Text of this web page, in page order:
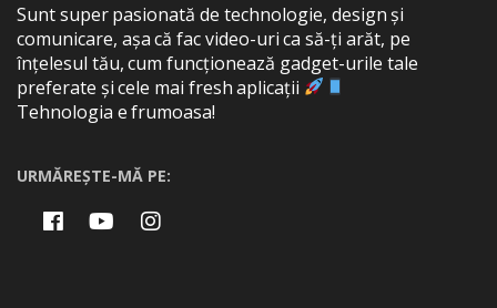
Sunt super pasionată de technologie, design și
comunicare, așa că fac video-uri ca să-ți arăt, pe
înțelesul tău, cum funcționează gadget-urile tale
preferate și cele mai fresh aplicații
Tehnologia e frumoasa!
URMĂREȘTE-MĂ PE: